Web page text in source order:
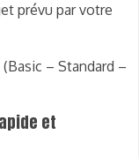
prévu par votre
– Standard –
et